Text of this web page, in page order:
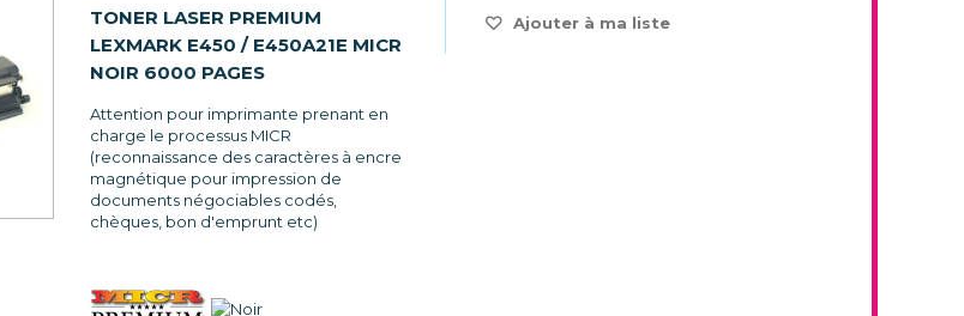
TONER LASER PREMIUM
LEXMARK E450 / E450A21E MICR
NOIR 6000 PAGES
Attention pour imprimante prenant en
charge le processus MICR
(reconnaissance des caractères à encre
magnétique pour impression de
documents négociables codés,
chèques, bon d'emprunt etc)
Ajouter à ma liste